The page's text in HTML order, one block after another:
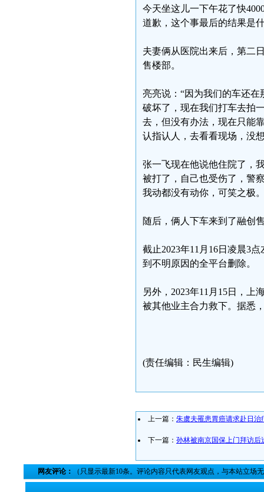
今天坐这儿一下午花了快
道歉，这个事最后的结果是
夫妻俩从医院出来后，第二
售楼部。
亮亮说：“因为我们的车还
破坏了，现在我们打车去拍
去，但没有办法，现在只能
认指认人，去看看现场，没
张一飞现在他说他住院了，
被打了，自己也受伤了，警
我动都没有动你，可笑之极
随后，俩人下车来到了融创
截止2023年11月16日凌晨3
到不明原因的全平台删除。
另外，2023年11月15日，上
被其他业主合力救下。据悉
(责任编辑：民生编辑)
上一篇： 朱虞夫罹患胃癌请求赴日治
下一篇： 孙林被南京国保上门拜访后
网友评论： （只显示最新10条。评论内容只代表网友观点，与本站立场